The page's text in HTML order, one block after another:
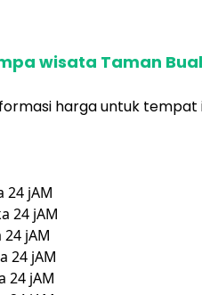
wisata Taman
harga untuk tempat
24 jAM
24 jAM
24 jAM
24 jAM
24 jAM